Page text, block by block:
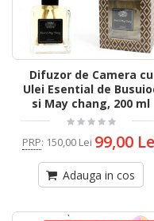
Difuzor de Camera cu
Ulei Esential de
si May chang, 200 ml
PRP: 150,00 Lei 99,00
Adauga in cos